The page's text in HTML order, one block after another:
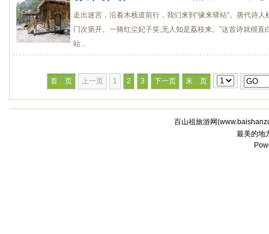
走出迷宫，沿着木栈道前行，我们来到“缘来驿站”。唐代诗
门次第开。一骑红尘妃子笑,无人知是荔枝来。”这首诗就很
站...
首 页 上一页 1 2 3 下一页 末 页
百山祖旅游网(
最美的地